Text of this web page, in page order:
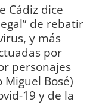
Cádiz dice
de rebatir
y más
por
personajes
Bosé)
19 y de la